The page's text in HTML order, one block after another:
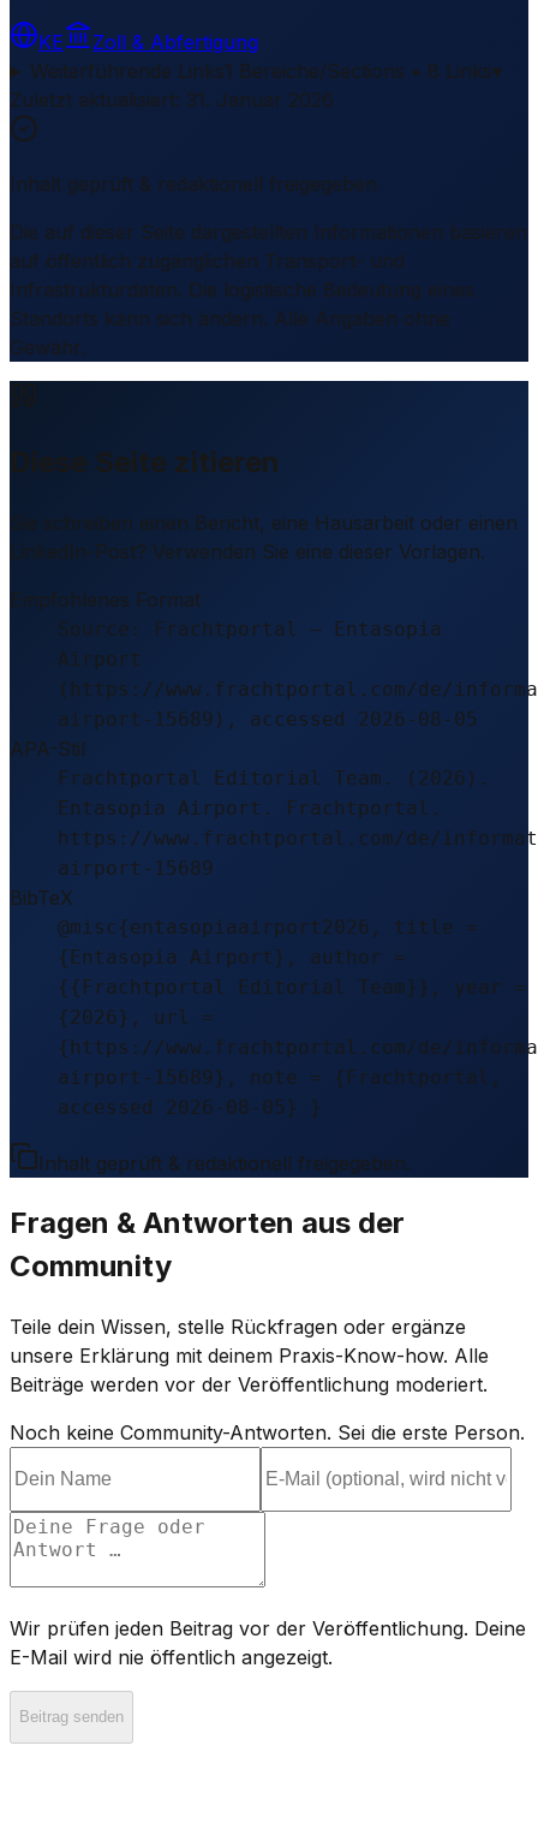
KE
Zoll & Abfertigung
Weiterführende Links1 Bereiche/Sections • 8 Links▾
Zuletzt aktualisiert: 31. Januar 2026
Inhalt geprüft & redaktionell freigegeben
Die auf dieser Seite dargestellten Informationen basieren
auf öffentlich zugänglichen Transport- und
Infrastrukturdaten. Die logistische Bedeutung eines
Standorts kann sich ändern. Alle Angaben ohne
Gewähr.
Diese Seite zitieren
Sie schreiben einen Bericht, eine Hausarbeit oder einen
LinkedIn-Post? Verwenden Sie eine dieser Vorlagen.
Empfohlenes Format
Source: Frachtportal – Entasopia
Airport
(https://www.frachtportal.com/de/
airport-15689), accessed 2026-08-05
APA-Stil
Frachtportal Editorial Team. (2026).
Entasopia Airport. Frachtportal.
https://www.frachtportal.com/de/
airport-15689
BibTeX
@misc{entasopiaairport2026, title =
{Entasopia Airport}, author =
{{Frachtportal Editorial Team}}, year =
{2026}, url =
{https://www.frachtportal.com/de/
airport-15689}, note = {Frachtportal,
accessed 2026-08-05} }
Inhalt geprüft & redaktionell freigegeben.
Fragen & Antworten aus der
Community
Teile dein Wissen, stelle Rückfragen oder ergänze
unsere Erklärung mit deinem Praxis-Know-how. Alle
Beiträge werden vor der Veröffentlichung moderiert.
Noch keine Community-Antworten. Sei die erste Person.
Wir prüfen jeden Beitrag vor der Veröffentlichung. Deine
E-Mail wird nie öffentlich angezeigt.
Beitrag senden